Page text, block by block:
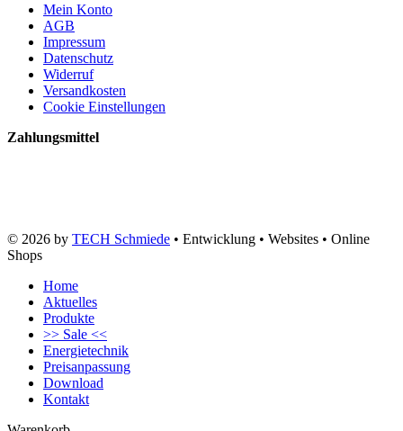
Mein Konto
AGB
Impressum
Datenschutz
Widerruf
Versandkosten
Cookie Einstellungen
Zahlungsmittel
© 2026 by TECH Schmiede • Entwicklung • Websites • Online
Shops
Home
Aktuelles
Produkte
>> Sale <<
Energietechnik
Preisanpassung
Download
Kontakt